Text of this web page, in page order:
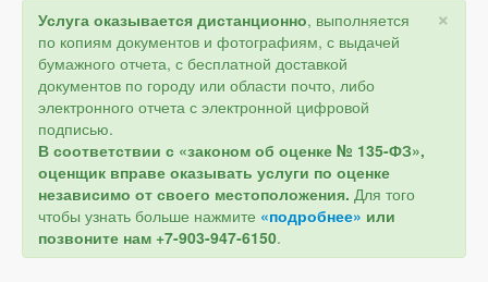
×
Услуга оказывается дистанционно, выполняется
по копиям документов и фотографиям, с выдачей
бумажного отчета, с бесплатной доставкой
документов по городу или области почто, либо
электронного отчета с электронной цифровой
подписью.
В соответствии с «законом об оценке № 135-ФЗ»,
оценщик вправе оказывать услуги по оценке
независимо от своего местоположения. Для того
чтобы узнать больше нажмите «подробнее» или
позвоните нам +7-903-947-6150.